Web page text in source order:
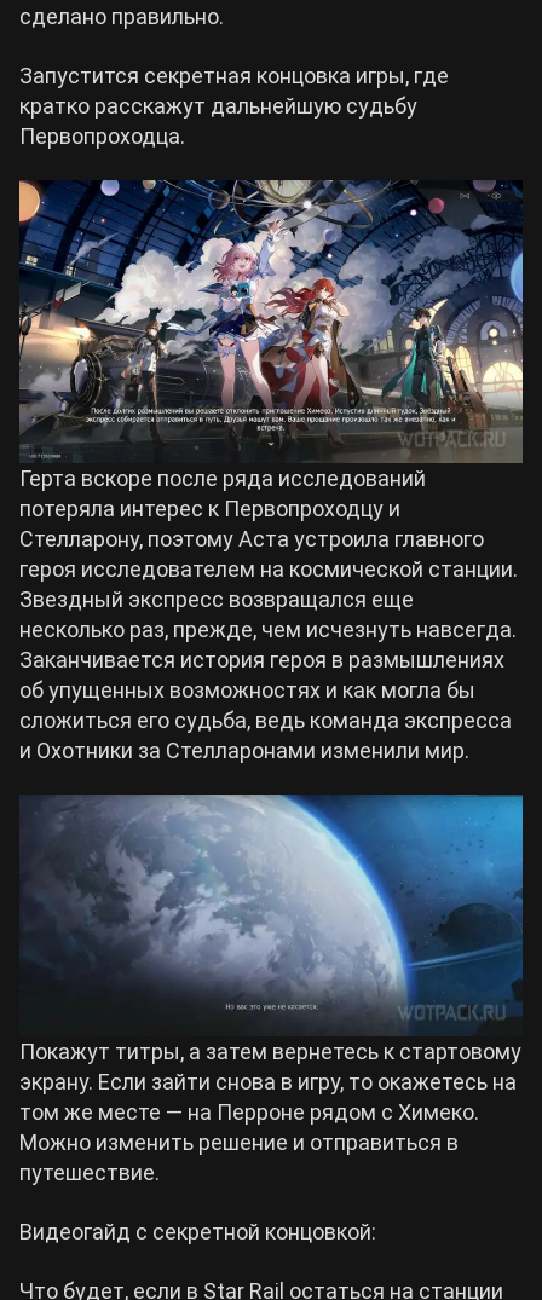
сделано правильно.
Запустится секретная концовка игры, где
кратко расскажут дальнейшую судьбу
Первопроходца.
Герта вскоре после ряда исследований
потеряла интерес к Первопроходцу и
Стелларону, поэтому Аста устроила главного
героя исследователем на космической станции.
Звездный экспресс возвращался еще
несколько раз, прежде, чем исчезнуть навсегда.
Заканчивается история героя в размышлениях
об упущенных возможностях и как могла бы
сложиться его судьба, ведь команда экспресса
и Охотники за Стелларонами изменили мир.
Покажут титры, а затем вернетесь к стартовому
экрану. Если зайти снова в игру, то окажетесь на
том же месте — на Перроне рядом с Химеко.
Можно изменить решение и отправиться в
путешествие.
Видеогайд с секретной концовкой:
Что будет, если в Star Rail остаться на станции